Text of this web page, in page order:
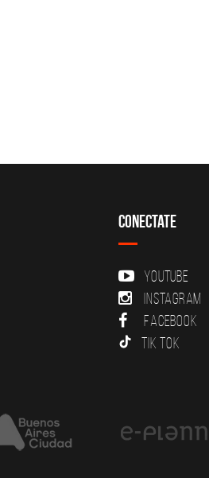
Conectate
YouTube
Instagram
Facebook
Tik Tok